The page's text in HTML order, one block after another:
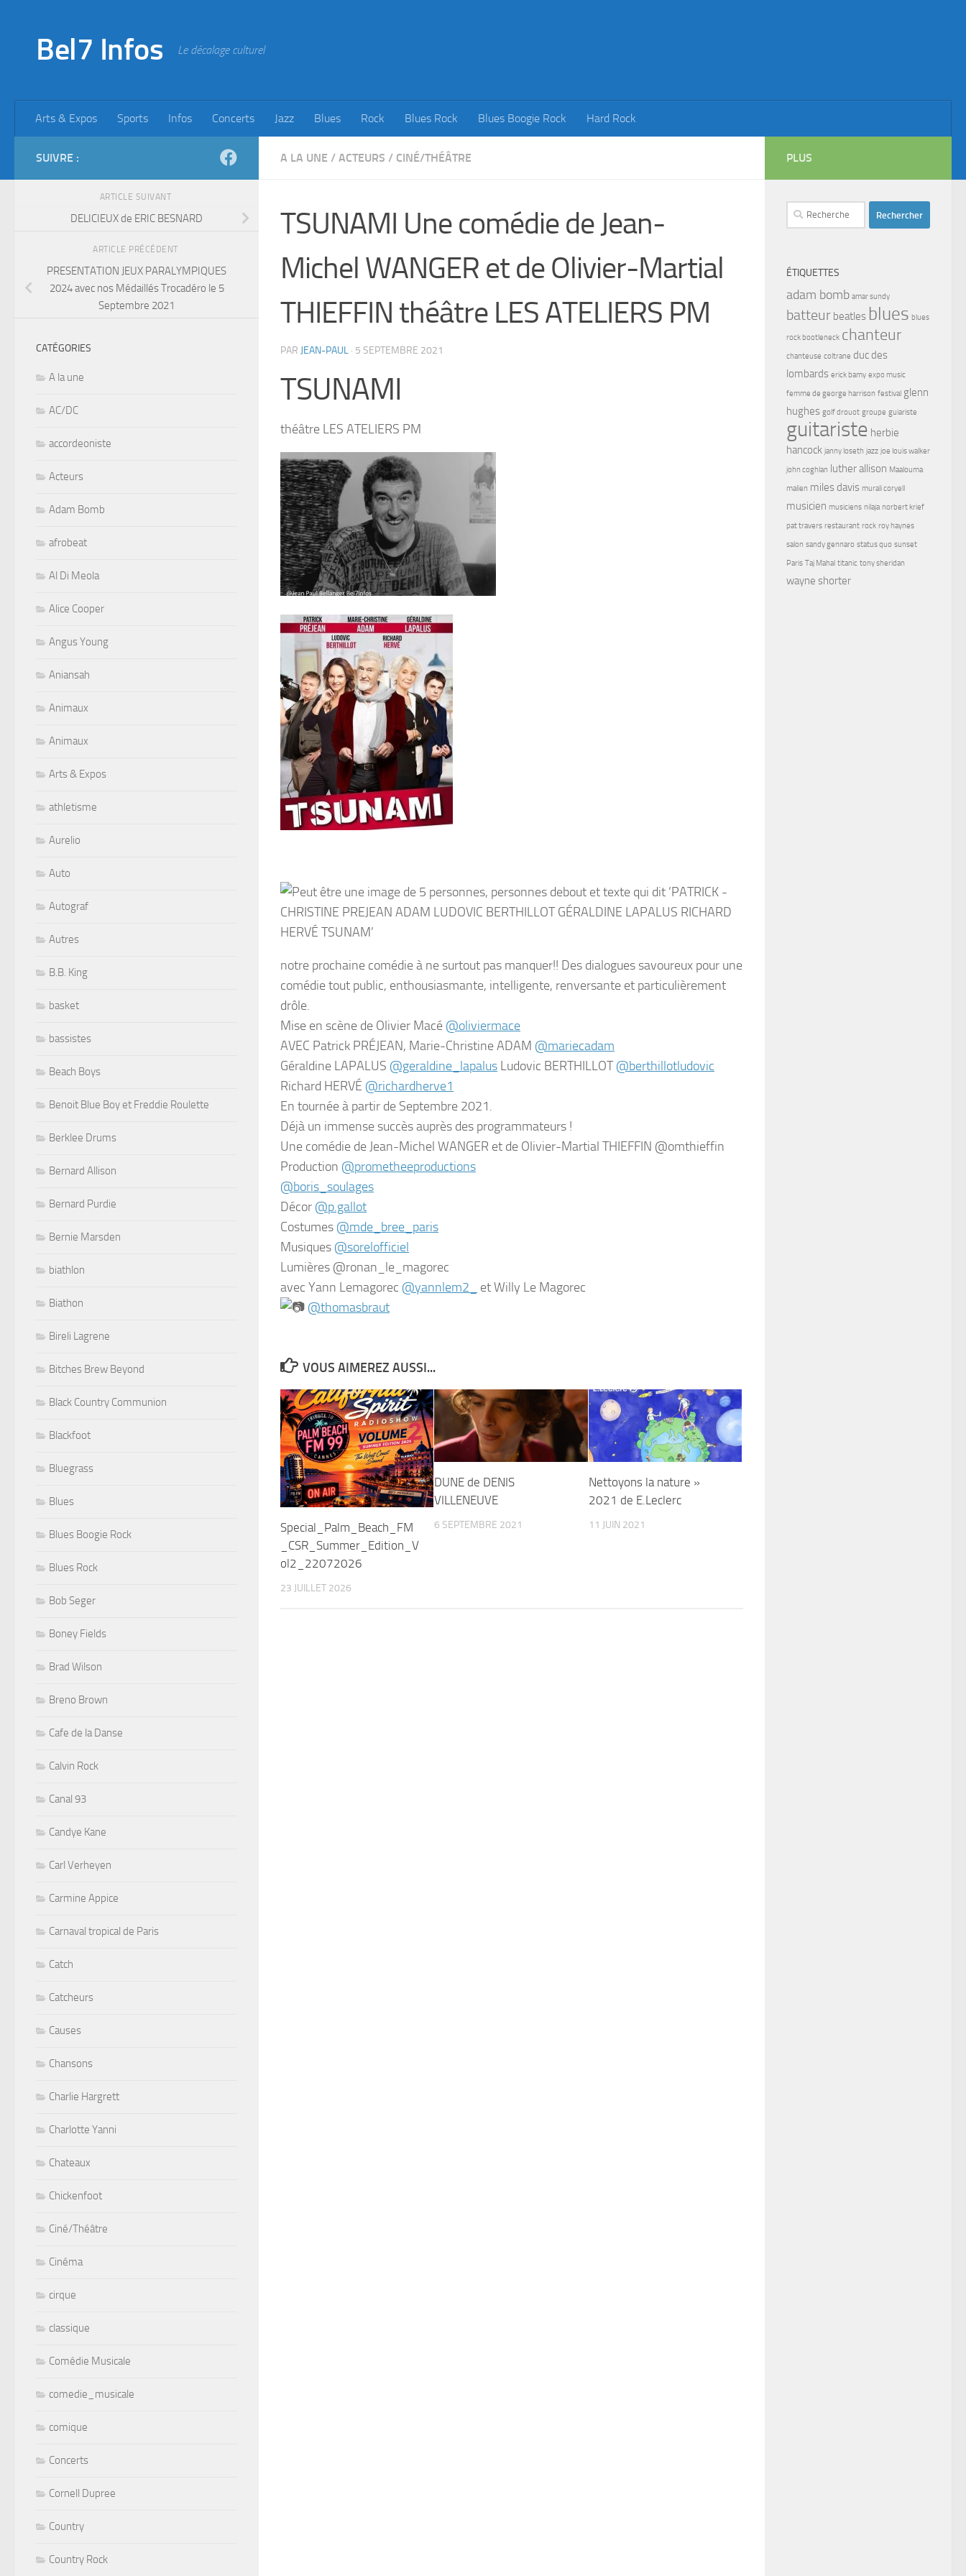
Bel7 Infos Le décalage culturel
Arts & Expos Sports Infos Concerts Jazz Blues Rock Blues Rock Blues Boogie Rock Hard Rock
A LA UNE / ACTEURS / CINÉ/THÉÂTRE
TSUNAMI Une comédie de Jean-
Michel WANGER et de Olivier-Martial
THIEFFIN théâtre LES ATELIERS PM
PAR JEAN-PAUL · 5 SEPTEMBRE 2021
TSUNAMI
théâtre LES ATELIERS PM
notre prochaine comédie à ne surtout pas manquer!! Des dialogues savoureux pour une
comédie tout public, enthousiasmante, intelligente, renversante et particulièrement
drôle.
Mise en scène de Olivier Macé @oliviermace
AVEC Patrick PRÉJEAN, Marie-Christine ADAM @mariecadam
Géraldine LAPALUS @geraldine_lapalus Ludovic BERTHILLOT@berthillotludovic
Richard HERVÉ @richardherve1
En tournée à partir de Septembre 2021.
Déjà un immense succès auprès des programmateurs !
Une comédie de Jean-Michel WANGER et de Olivier-Martial THIEFFIN @omthieffin
Production @prometheeproductions
@boris_soulages
Décor @p.gallot
Costumes @mde_bree_paris
Musiques @sorelofficiel
Lumières @ronan_le_magorec
avec Yann Lemagorec @yannlem2_
et Willy Le Magorec
@thomasbraut
VOUS AIMEREZ AUSSI...
Special_Palm_Beach_FM
_CSR_Summer_Edition_V
ol2_22072026
23 JUILLET 2026
DUNE de DENIS
VILLENEUVE
6 SEPTEMBRE 2021
Nettoyons la nature »
2021 de E.Leclerc
11 JUIN 2021
SUIVRE :
ARTICLE SUIVANT
DELICIEUX de ERIC BESNARD
ARTICLE PRÉCÉDENT
PRESENTATION JEUX PARALYMPIQUES
2024 avec nos Médaillés Trocadéro le 5
Septembre 2021
CATÉGORIES
A la une
AC/DC
accordeoniste
Acteurs
Adam Bomb
afrobeat
Al Di Meola
Alice Cooper
Angus Young
Aniansah
Animaux
Animaux
Arts & Expos
athletisme
Aurelio
Auto
Autograf
Autres
B.B. King
basket
bassistes
Beach Boys
Benoit Blue Boy et Freddie Roulette
Berklee Drums
Bernard Allison
Bernard Purdie
Bernie Marsden
biathlon
Biathon
Bireli Lagrene
Bitches Brew Beyond
Black Country Communion
Blackfoot
Bluegrass
Blues
Blues Boogie Rock
Blues Rock
Bob Seger
Boney Fields
Brad Wilson
Breno Brown
Cafe de la Danse
Calvin Rock
Canal 93
Candye Kane
Carl Verheyen
Carmine Appice
Carnaval tropical de Paris
Catch
Catcheurs
Causes
Chansons
Charlie Hargrett
Charlotte Yanni
Chateaux
Chickenfoot
Ciné/Théâtre
Cinéma
cirque
classique
Comédie Musicale
comedie_musicale
comique
Concerts
Cornell Dupree
Country
Country Rock
PLUS
Rechercher :
ÉTIQUETTES
adam bomb amar sundy
batteur beatles blues blues
rock bootleneck chanteur
chanteuse coltrane duc des
lombards erick bamy expo music
femme de george harrison festival glenn
hughes golf drouot groupe guiariste
guitariste herbie
hancock janny loseth jazz joe louis walker
john coghlan luther allison Maalouma
malien miles davis murali coryell
musicien musiciens nilaja norbert krief
pat travers restaurant rock roy haynes
salon sandy gennaro status quo sunset
Paris Taj Mahal titanic tony sheridan
wayne shorter